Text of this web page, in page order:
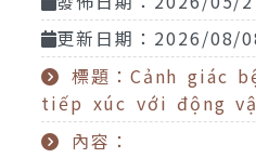
更新日期：2026/08/
標題：Cảnh giác
tiếp xúc với động
內容：